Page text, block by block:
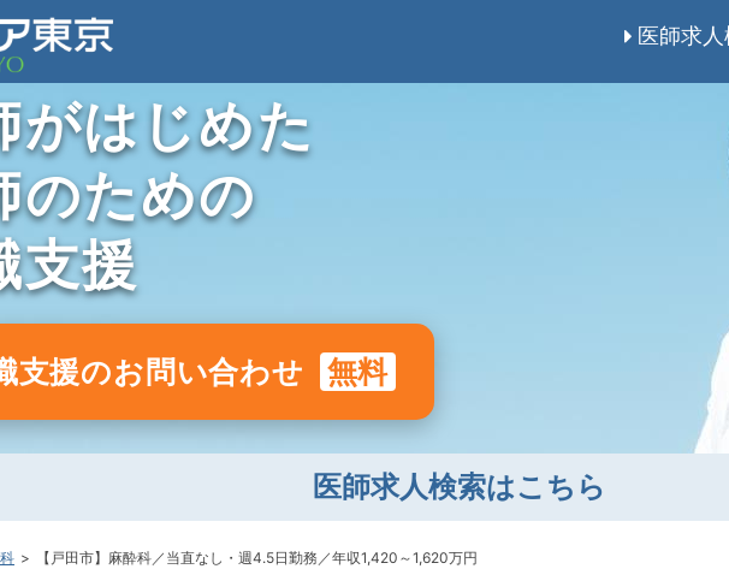
医師求
がはじめた
のための
支援
支援のお問い合わせ 無料
医師求人検索はこちら
【戸田市】麻酔科／当直なし・週4.5日勤務／年収1,420～1,620万円